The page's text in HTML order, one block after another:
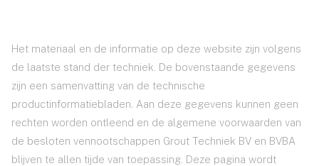
Het materiaal en de informatie op deze website zijn volgens
de laatste stand der techniek. De bovenstaande gegevens
zijn een samenvatting van de technische
productinformatiebladen. Aan deze gegevens kunnen geen
rechten worden ontleend en de algemene voorwaarden van
de besloten vennootschappen Grout Techniek BV en BVBA
blijven te allen tijde van toepassing. Deze pagina wordt